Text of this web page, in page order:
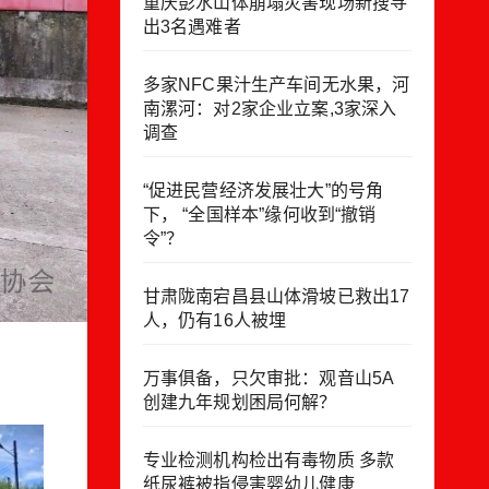
出3名遇难者
多家NFC果汁生产车间无水果，河
南漯河：对2家企业立案,3家深入
调查
“促进民营经济发展壮大”的号角
下， “全国样本”缘何收到“撤销
令”？
甘肃陇南宕昌县山体滑坡已救出17
人，仍有16人被埋
万事俱备，只欠审批：观音山5A
创建九年规划困局何解？
专业检测机构检出有毒物质 多款
纸尿裤被指侵害婴幼儿健康